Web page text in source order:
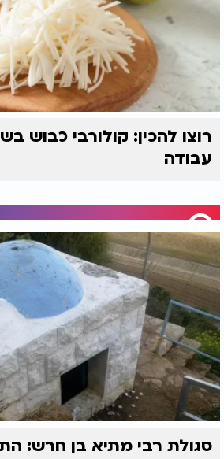
רוצו להכין: קולורבי כבוש
עבודה
סגולת רבי מתיא בן חרש: